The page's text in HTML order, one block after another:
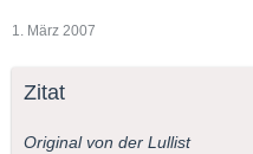
1. März 2007
Zitat
Original von der Lullist